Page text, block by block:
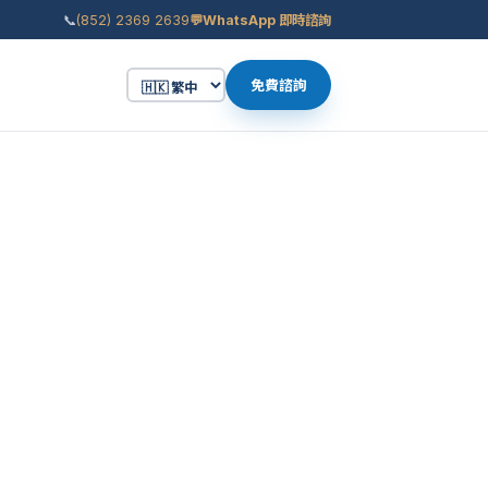
📞(852) 2369 2639💬WhatsApp 即時諮詢
免費諮詢